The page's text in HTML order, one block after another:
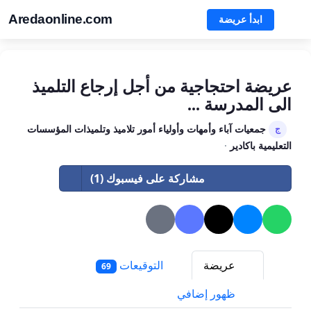
Aredaonline.com ابدأ عريضة
عريضة احتجاجية من أجل إرجاع التلميذ
الى المدرسة ...
ج
جمعيات آباء وأمهات وأولياء أمور تلاميذ وتلميذات المؤسسات
التعليمية باكادير ·
مشاركة على فيسبوك (1)
عريضة التوقيعات 69
ظهور إضافي